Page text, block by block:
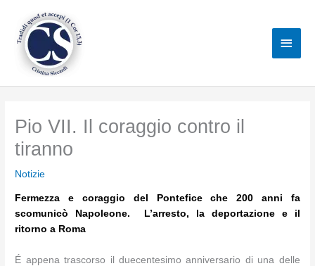
contenuto
Pio VII. Il coraggio contro il
tiranno
Notizie
Fermezza e coraggio del Pontefice che 200 anni fa
scomunicò Napoleone. L’arresto, la deportazione e il
ritorno a Roma
É appena trascorso il duecentesimo anniversario di una delle